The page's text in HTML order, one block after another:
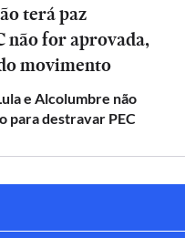
terá paz
não for aprovada,
movimento
e Alcolumbre não
para destravar PEC